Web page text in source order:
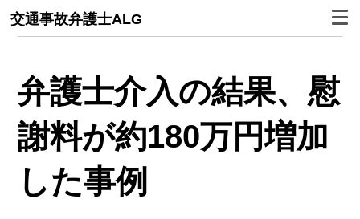
交通事故弁護士ALG
弁護士介入の結果、慰
謝料が約180万円増加
した事例